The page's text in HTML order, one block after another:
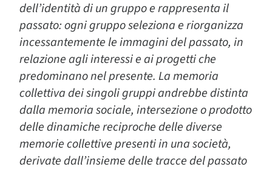
dell’identità di un gruppo e rappresenta il
passato: ogni gruppo seleziona e riorganizza
incessantemente le immagini del passato, in
relazione agli interessi e ai progetti che
predominano nel presente. La memoria
collettiva dei singoli gruppi andrebbe distinta
dalla memoria sociale, intersezione o prodotto
delle dinamiche reciproche delle diverse
memorie collettive presenti in una società,
derivate dall’insieme delle tracce del passato